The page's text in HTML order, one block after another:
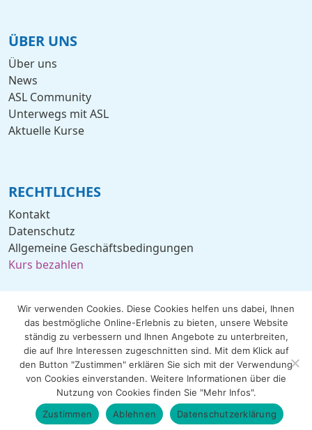
ÜBER UNS
Über uns
News
ASL Community
Unterwegs mit ASL
Aktuelle Kurse
RECHTLICHES
Kontakt
Datenschutz
Allgemeine Geschäftsbedingungen
Kurs bezahlen
© 2005 - 2026 by ASL München Internationale
Sprachenschule. All rights reserved.
Made with byivis Media Berlin
Wir verwenden Cookies. Diese Cookies helfen uns dabei, Ihnen
das bestmögliche Online-Erlebnis zu bieten, unsere Website
ständig zu verbessern und Ihnen Angebote zu unterbreiten,
die auf Ihre Interessen zugeschnitten sind. Mit dem Klick auf
den Button "Zustimmen" erklären Sie sich mit der Verwendung
von Cookies einverstanden. Weitere Informationen über die
Nutzung von Cookies finden Sie "Mehr Infos".
Zustimmen
Ablehnen Datenschutzerklärung